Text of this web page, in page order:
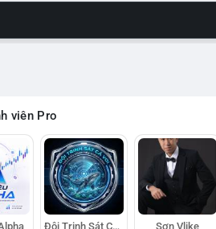
viên Pro
Đội Trinh Sát Cá Voi Sơn Vlike